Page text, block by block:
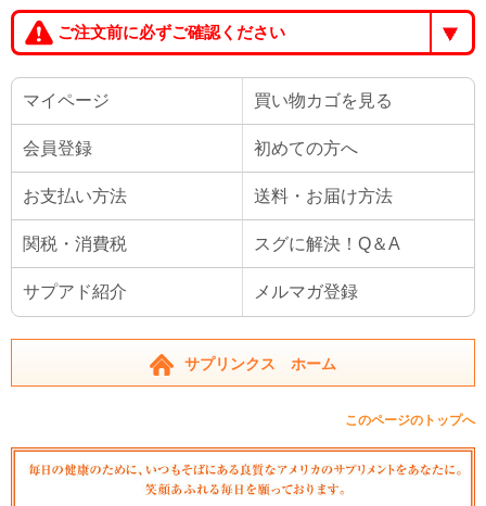
ご注文前に必ずご確認ください
マイページ 買い物カゴを見る
会員登録 初めての方へ
お支払い方法 送料・お届け方法
関税・消費税 スグに解決！Q＆A
サプアド紹介 メルマガ登録
サプリンクス ホーム
このページのトップへ